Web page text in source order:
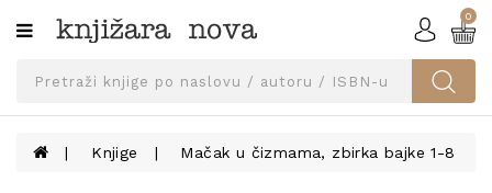
Kategorije
SVEUČILIŠNA
UDŽBENICI
0
Knjige Mačak u čizmama, zbirka bajke 1-8